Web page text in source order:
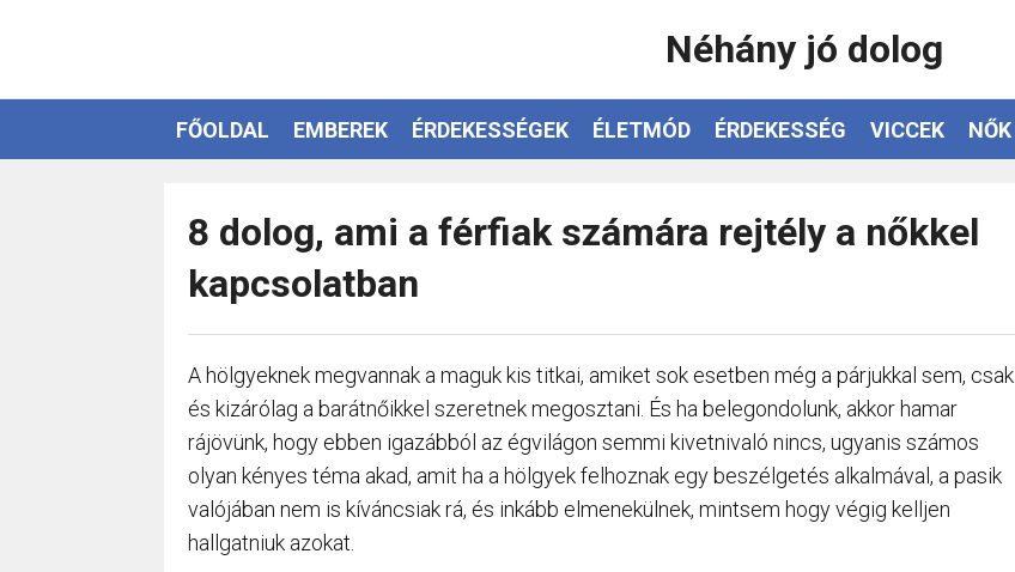
Néhány jó dolog
FŐOLDAL EMBEREK ÉRDEKESSÉGEK ÉLETMÓD ÉRDEKESSÉG VICCEK NŐK
8 dolog, ami a férfiak számára rejtély a nőkkel
kapcsolatban
A hölgyeknek megvannak a maguk kis titkai, amiket sok esetben még a párjukkal sem, csak
és kizárólag a barátnőikkel szeretnek megosztani. És ha belegondolunk, akkor hamar
rájövünk, hogy ebben igazábból az égvilágon semmi kivetnivaló nincs, ugyanis számos
olyan kényes téma akad, amit ha a hölgyek felhoznak egy beszélgetés alkalmával, a pasik
valójában nem is kíváncsiak rá, és inkább elmenekülnek, mintsem hogy végig kelljen
hallgatniuk azokat.